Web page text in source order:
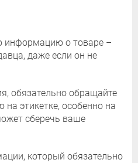
о товаре –
даже если он не
обязательно обращайте
этикетке, особенно на
сберечь ваше
который обязательно